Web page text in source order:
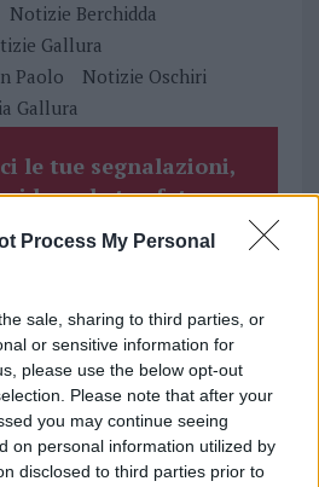
Process My Personal
sale, sharing to third parties, or
or sensitive information for
please use the below opt-out
Please note that after your
you may continue seeing
on personal information utilized by
disclosed to third parties prior to
Notizie Berchidda
Gallura
Paolo
Notizie Oschiri
Gallura
le tue segnalazioni,
e le tue foto
al numero +39
7512
in tempo reale?
canale telegram di